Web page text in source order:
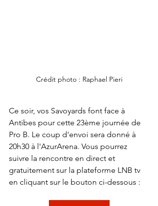
Crédit photo : Raphael Pieri
Ce soir, vos Savoyards font face à
Antibes pour cette 23ème journée de
Pro B. Le coup d'envoi sera donné à
20h30 à l'AzurArena. Vous pourrez
suivre la rencontre en direct et
gratuitement sur la plateforme LNB tv
en cliquant sur le bouton ci-dessous :